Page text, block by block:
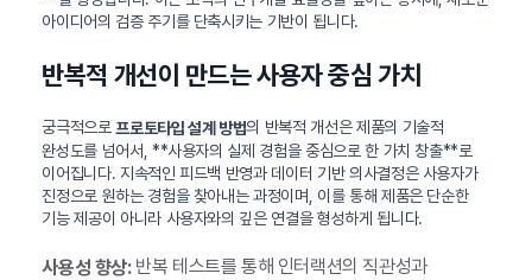
아이디어의 검증 주기를 단축시키는 기반이 됩니다.
반복적 개선이 만드는 사용자 중심 가치
궁극적으로프로토타입 설계 방법의 반복적 개선은 제품의 기술적
완성도를 넘어서, **사용자의 실제 경험을 중심으로 한 가치 창출**로
이어집니다. 지속적인 피드백 반영과 데이터 기반 의사결정은 사용자가
진정으로 원하는 경험을 찾아내는 과정이며, 이를 통해 제품은 단순한
기능 제공이 아니라 사용자와의 깊은 연결을 형성하게 됩니다.
사용성 향상:반복 테스트를 통해 인터랙션의 직관성과